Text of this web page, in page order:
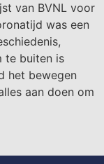
van BVNL voor
was een
te buiten is
het bewegen
aan doen om